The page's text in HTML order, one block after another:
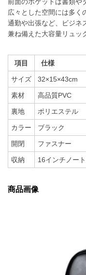
広々とした空間には多く
通勤や出張など、ビジネ
兼ね備えた大容量リュッ
項目 仕様
サイズ 32×15×43cm
素材 高品質PVC
裏地 ポリエステル
カラー ブラック
開閉 ファスナー
収納 16インチノー
商品画像